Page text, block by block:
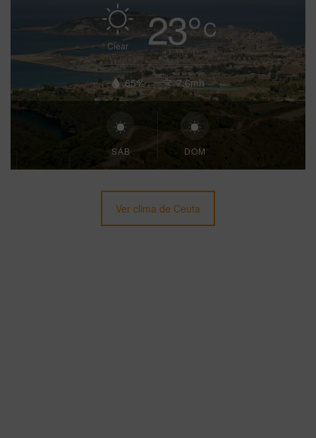
Clear 23°C
65% 7.6mh
SÁB DOM
Ver clima de Ceuta